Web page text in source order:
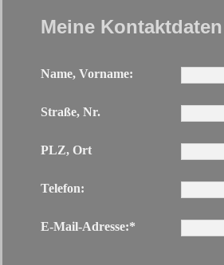
E-Mail-Adresse:*
Telefon:
PLZ, Ort
Straße, Nr.
Name, Vorname:
Meine Kontaktdaten